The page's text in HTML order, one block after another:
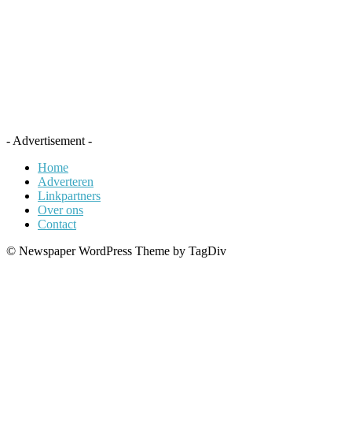
- Advertisement -
Home
Adverteren
Linkpartners
Over ons
Contact
© Newspaper WordPress Theme by TagDiv